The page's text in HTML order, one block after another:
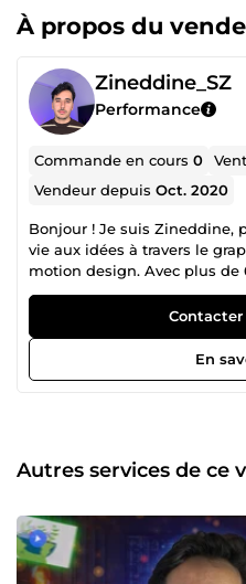
À propos du
Zineddine_SZ
Performance
Commande en cours0
Vendeur depuisOct. 2020
Bonjour ! Je suis Zineddine,
vie aux idées à travers le
motion design. Avec plus de
entreprises et créateurs à
unique et impactante. 💡 Pourquoi
et flexibilité pour des projets
avec des marques et
fournir des résultats soignés et dans
En
Autres services de ce